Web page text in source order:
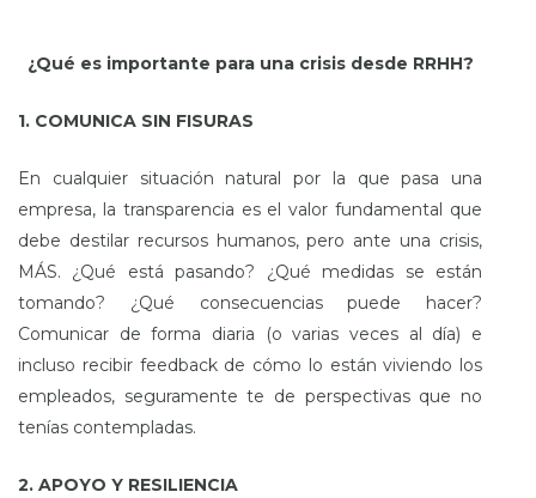
¿Qué es importante para una crisis desde RRHH?
1. COMUNICA SIN FISURAS
En cualquier situación natural por la que pasa una
empresa, la transparencia es el valor fundamental que
debe destilar recursos humanos, pero ante una crisis,
MÁS. ¿Qué está pasando? ¿Qué medidas se están
tomando? ¿Qué consecuencias puede hacer?
Comunicar de forma diaria (o varias veces al día) e
incluso recibir feedback de cómo lo están viviendo los
empleados, seguramente te de perspectivas que no
tenías contempladas.
2. APOYO Y RESILIENCIA